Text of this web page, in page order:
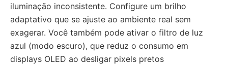
iluminação inconsistente. Configure um brilho
adaptativo que se ajuste ao ambiente real sem
exagerar. Você também pode ativar o filtro de luz
azul (modo escuro), que reduz o consumo em
displays OLED ao desligar pixels pretos